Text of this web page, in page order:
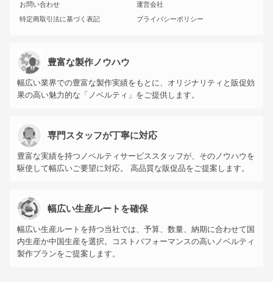
お問い合わせ
運営会社
特定商取引法に基づく表記
プライバシーポリシー
豊富な製作ノウハウ
幅広い業界での豊富な製作実績をもとに、オリジナリティと販促効
果の高い魅力的な「ノベルティ」をご提供します。
専門スタッフが丁寧に対応
豊富な実績を持つノベルティサービススタッフが、そのノウハウを
駆使して幅広いご要望に対応。 高品質な販促品をご提案します。
幅広い生産ルートを確保
幅広い生産ルートを持つ当社では、予算、数量、納期に合わせて国
内生産か中国生産を選択。コストパフォーマンスの高いノベルティ
製作プランをご提案します。